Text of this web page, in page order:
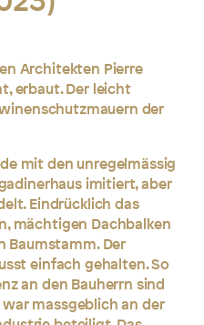
Architekten Pierre
erbaut. Der leicht
der
mit den unregelmässig
imitiert, aber
Eindrücklich das
mächtigen Dachbalken
Baumstamm. Der
einfach gehalten. So
an den Bauherrn sind
massgeblich an der